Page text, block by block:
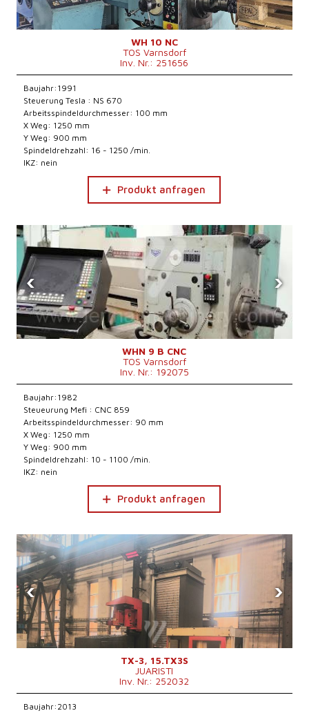
WH 10 NC
TOS Varnsdorf
Inv. Nr.: 251656
Baujahr:1991
Steuerung Tesla : NS 670
Arbeitsspindeldurchmesser: 100 mm
X Weg: 1250 mm
Y Weg: 900 mm
Spindeldrehzahl: 16 - 1250 /min.
IKZ: nein
Produkt anfragen
‹ ›
WHN 9 B CNC
TOS Varnsdorf
Inv. Nr.: 192075
Baujahr:1982
Steueurung Mefi : CNC 859
Arbeitsspindeldurchmesser: 90 mm
X Weg: 1250 mm
Y Weg: 900 mm
Spindeldrehzahl: 10 - 1100 /min.
IKZ: nein
Produkt anfragen
‹ ›
TX-3, 15.TX3S
JUARISTI
Inv. Nr.: 252032
Baujahr:2013